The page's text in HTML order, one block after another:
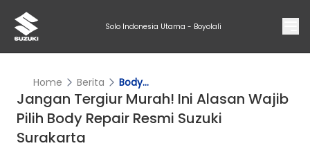
Solo Indonesia Utama - Boyolali
Home Berita Body...
Jangan Tergiur Murah! Ini Alasan Wajib
Pilih Body Repair Resmi Suzuki
Surakarta